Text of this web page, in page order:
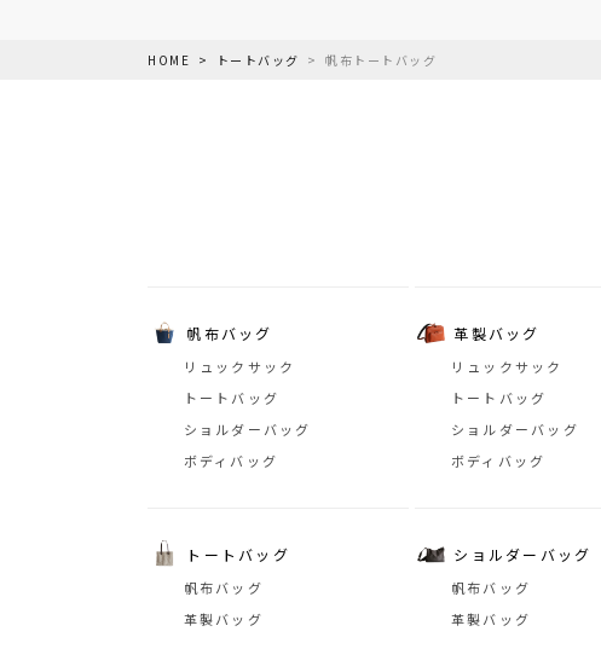
HOME トートバッグ 帆布トートバッグ
帆布バッグ
リュックサック
トートバッグ
ショルダーバッグ
ボディバッグ
革製バッグ
リュックサック
トートバッグ
ショルダーバッグ
ボディバッグ
トートバッグ
帆布バッグ
革製バッグ
ショルダーバッグ
帆布バッグ
革製バッグ